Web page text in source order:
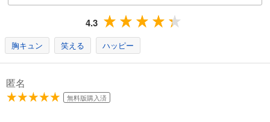
4.3
胸キュン 笑える ハッピー
匿名
無料版購入済